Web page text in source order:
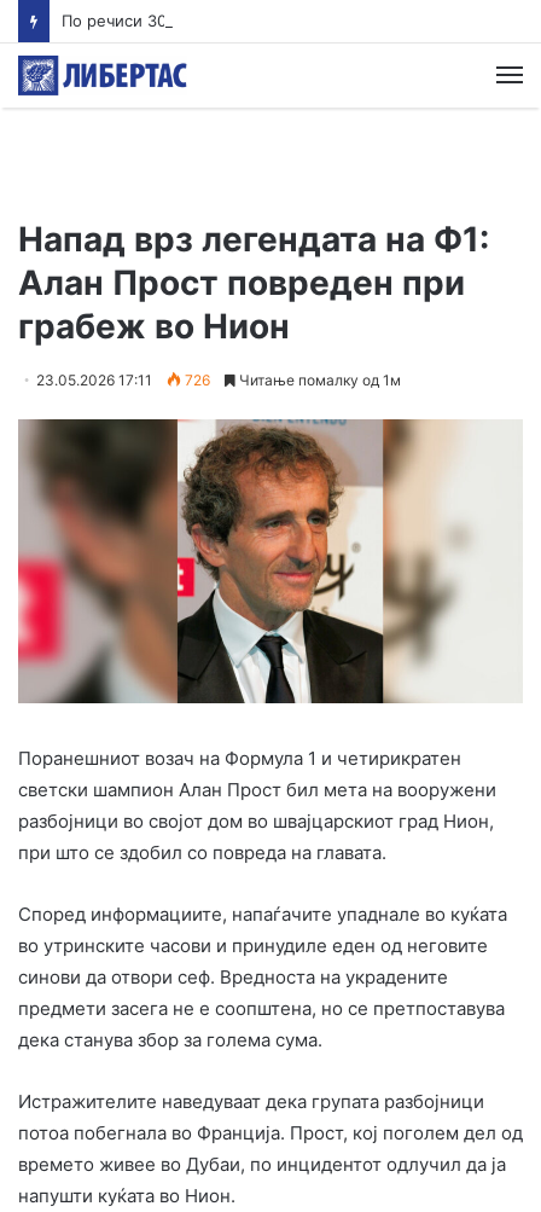
Напад врз легендата на Ф1:
Алан Прост повреден при
грабеж во Нион
23.05.2026 17:11 726 Читање помалку од 1м
Поранешниот возач на Формула 1 и четирикратен
светски шампион Алан Прост бил мета на вооружени
разбојници во својот дом во швајцарскиот град Нион,
при што се здобил со повреда на главата.
Според информациите, напаѓачите упаднале во куќата
во утринските часови и принудиле еден од неговите
синови да отвори сеф. Вредноста на украдените
предмети засега не е соопштена, но се претпоставува
дека станува збор за голема сума.
Истражителите наведуваат дека групата разбојници
потоа побегнала во Франција. Прост, кој поголем дел од
времето живее во Дубаи, по инцидентот одлучил да ја
напушти куќата во Нион.